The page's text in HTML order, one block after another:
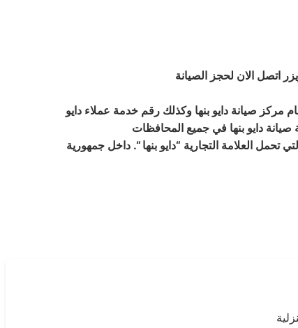
اتصل الان لحجز الصيانة
مركز صيانة دايو بنها وكذلك رقم خدمة عملاء دايو
العلامة التجارية “دايو بنها “. داخل جمهورية